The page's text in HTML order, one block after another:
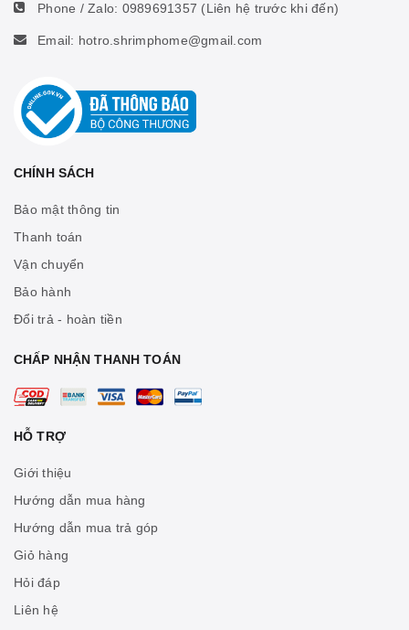
Phone / Zalo: 0989691357 (Liên hệ trước khi đến)
Email: hotro.shrimphome@gmail.com
CHÍNH SÁCH
Bảo mật thông tin
Thanh toán
Vận chuyển
Bảo hành
Đổi trả - hoàn tiền
CHẤP NHẬN THANH TOÁN
HỖ TRỢ
Giới thiệu
Hướng dẫn mua hàng
Hướng dẫn mua trả góp
Giỏ hàng
Hỏi đáp
Liên hệ